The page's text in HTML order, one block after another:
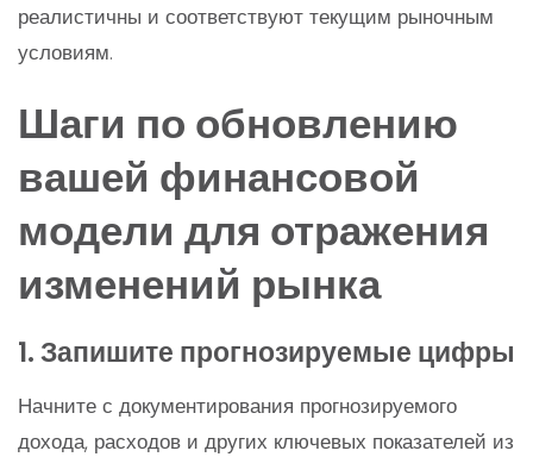
реалистичны и соответствуют текущим рыночным
условиям.
Шаги по обновлению
вашей финансовой
модели для отражения
изменений рынка
1. Запишите прогнозируемые цифры
Начните с документирования прогнозируемого
дохода, расходов и других ключевых показателей из